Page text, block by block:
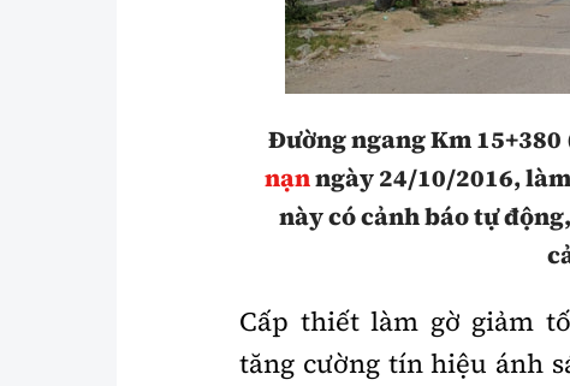
Đường ngang Km
nạnngày 24/10/2016,
này có cảnh báo tự
Cấp thiết làm gờ giảm
tăng cường tín hiệu ánh